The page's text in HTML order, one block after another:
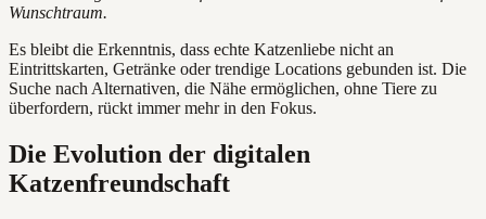
Wunschtraum.
Es bleibt die Erkenntnis, dass echte Katzenliebe nicht an
Eintrittskarten, Getränke oder trendige Locations gebunden ist. Die
Suche nach Alternativen, die Nähe ermöglichen, ohne Tiere zu
überfordern, rückt immer mehr in den Fokus.
Die Evolution der digitalen
Katzenfreundschaft